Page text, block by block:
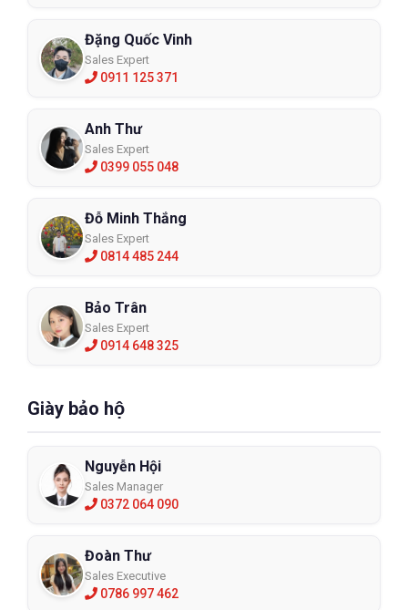
Đặng Quốc Vinh
Sales Expert
0911 125 371
Anh Thư
Sales Expert
0399 055 048
Đỗ Minh Thắng
Sales Expert
0814 485 244
Bảo Trân
Sales Expert
0914 648 325
Giày bảo hộ
Nguyễn Hội
Sales Manager
0372 064 090
Đoàn Thư
Sales Executive
0786 997 462